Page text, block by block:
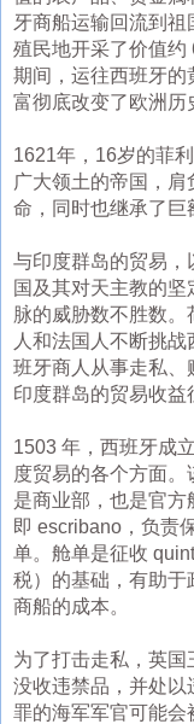
牙商船运输回流到祖
殖民地开采了价值约
期间，运往西班牙的
富彻底改变了欧洲历
1621年，16岁的菲
广大领土的帝国，
命，同时也继承了巨
与印度群岛的贸易，
国及其对天主教的
脉的威胁数不胜数
人和法国人不断挑
班牙商人从事走私、
印度群岛的贸易收益
1503 年，西班牙成
度贸易的各个方面
是商业部，也是官方
即 escribano，负责
单。舱单是征收
税）的基础，有助于
商船的成本。
为了打击走私，英
没收违禁品，并处以
罪的海军军官可能会